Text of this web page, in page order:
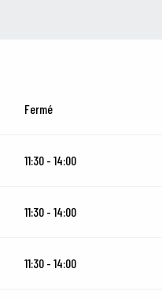
Fermé
11:30 - 14:00
11:30 - 14:00
11:30 - 14:00